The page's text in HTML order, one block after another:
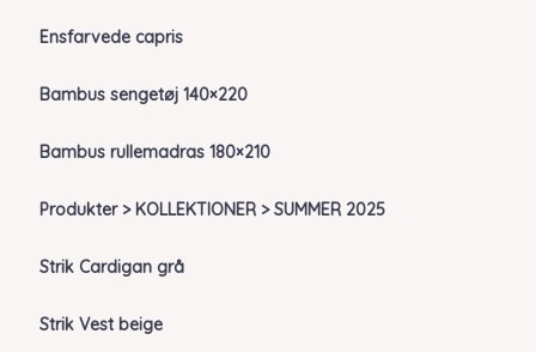
Ensfarvede capris
Bambus sengetøj 140×220
Bambus rullemadras 180×210
Produkter > KOLLEKTIONER > SUMMER 2025
Strik Cardigan grå
Strik Vest beige